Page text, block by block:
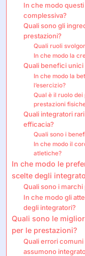
In che modo
complessiva?
Quali sono gli
prestazioni?
Quali ruoli
In che modo la
Quali benefici
In che modo la
l’esercizio?
Qual è il ruolo
prestazioni
Quali integratori
efficacia?
Quali sono i
In che modo il
atletiche?
In che modo le
scelte degli
Quali sono i
In che modo gli
degli integratori?
Quali sono le
per le prestazioni?
Quali errori
assumono